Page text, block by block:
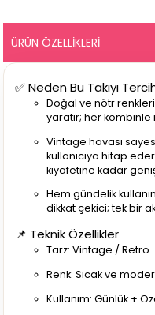
ÜRÜN ÖZELLIKLERI
✅ Neden Bu Takıyı
Doğal ve nötr
yaratır; her
Vintage havası
kullanıcıya hitap
kıyafetine kadar
Hem gündelik
dikkat çekici; tek bir
📌 Teknik Özellikler
Tarz: Vintage / Retro
Renk: Sıcak ve
Kullanım: Günlük +